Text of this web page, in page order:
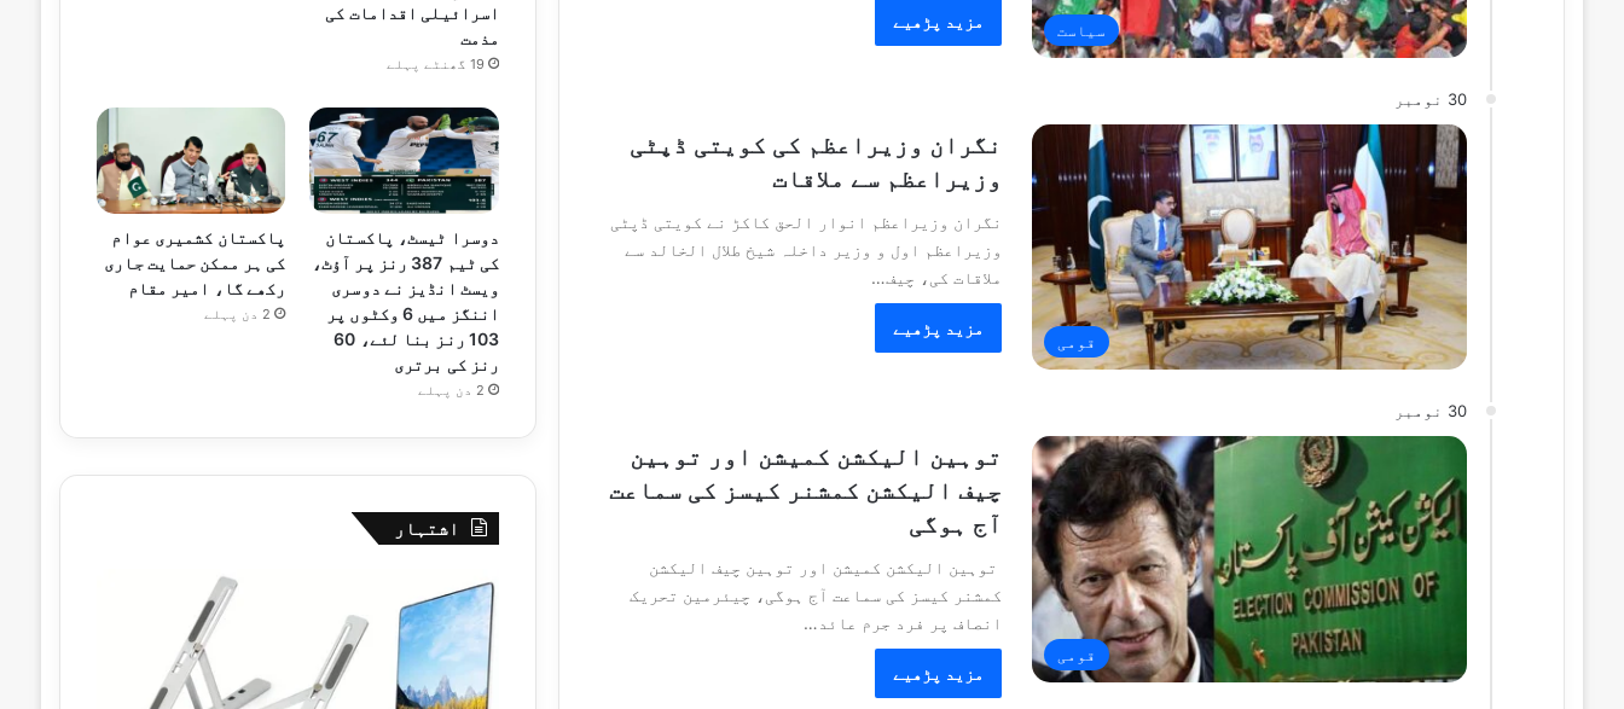
سیاست مزید پڑھیے
30 نومبر
قومی
نگران وزیراعظم کی کویتی ڈپٹی
وزیراعظم سے ملاقات
نگران وزیراعظم انوار الحق کاکڑ نے کویتی ڈپٹی
وزیراعظم اول و وزیر داخلہ شیخ طلال الخالد سے
ملاقات کی، چیف…
مزید پڑھیے
30 نومبر
قومی
توہین الیکشن کمیشن اور توہین
چیف الیکشن کمشنر کیسز کی سماعت
آج ہوگی
توہین الیکشن کمیشن اور توہین چیف الیکشن
کمشنر کیسز کی سماعت آج ہوگی، چیئرمین تحریک
انصاف پر فرد جرم عائد…
مزید پڑھیے
اسرائیلی اقدامات کی
مذمت
19 گھنٹے پہلے
دوسرا ٹیسٹ، پاکستان
کی ٹیم 387 رنز پر آؤٹ،
ویسٹ انڈیز نے دوسری
اننگز میں 6 وکٹوں پر
103 رنز بنا لئے، 60
رنز کی برتری
2 دن پہلے
پاکستان کشمیری عوام
کی ہر ممکن حمایت جاری
رکھے گا، امیر مقام
2 دن پہلے
اشتہار